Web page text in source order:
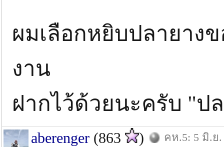
ผมเลือกหยิบปลายาง
งาน
ฝากไว้ด้วยนะครับ "ป
aberenger (863 ) คห.5: 5 มิ.ย.